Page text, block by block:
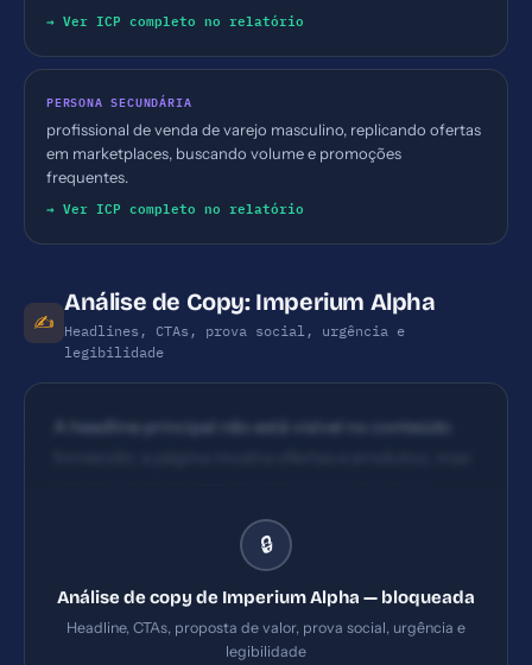
competitivo; faixa etária provavelmente 25-45, varejo online
→ Ver ICP completo no relatório
PERSONA SECUNDÁRIA
profissional de venda de varejo masculino, replicando ofertas
em marketplaces, buscando volume e promoções
frequentes.
→ Ver ICP completo no relatório
✍️
Análise de Copy: Imperium Alpha
Headlines, CTAs, prova social, urgência e
legibilidade
A headline principal não está visível no conteúdo
rapidamente o que a empresa faz. A comunicação
de valor aparece diluída entre promoções. CTAs
mais) dentro de blocos de produto; porém, textos
genéricos como 'COMPRAR' não refletem benefício
🔒
Análise de copy de Imperium Alpha — bloqueada
Headline, CTAs, proposta de valor, prova social, urgência e
legibilidade